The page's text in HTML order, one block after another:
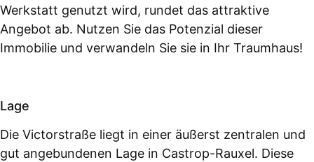
Werkstatt genutzt wird, rundet das attraktive
Angebot ab. Nutzen Sie das Potenzial dieser
Immobilie und verwandeln Sie sie in Ihr Traumhaus!
Lage
Die Victorstraße liegt in einer äußerst zentralen und
gut angebundenen Lage in Castrop-Rauxel. Diese